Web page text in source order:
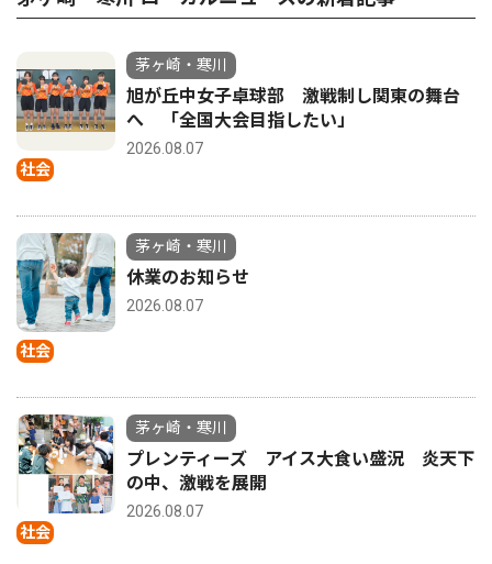
社会
茅ヶ崎・寒川
旭が丘中女子卓球部 激戦制し関東の舞台
へ 「全国大会目指したい」
2026.08.07
社会
茅ヶ崎・寒川
休業のお知らせ
2026.08.07
社会
茅ヶ崎・寒川
プレンティーズ アイス大食い盛況 炎天下
の中、激戦を展開
2026.08.07